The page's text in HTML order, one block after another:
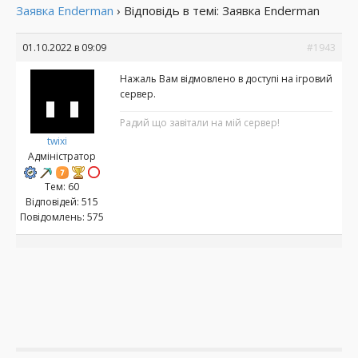
Заявка Enderman › Відповідь в темі: Заявка Enderman
01.10.2022 в 09:09 #1943
twixi
Адміністратор
Тем: 60
Відповідей: 515
Повідомлень: 575
Нажаль Вам відмовлено в доступі на ігровий
сервер.
Радий що завітали на мій сервер!